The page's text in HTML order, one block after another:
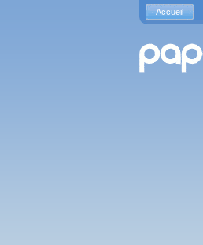
Accueil